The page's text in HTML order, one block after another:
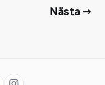
Nästa →